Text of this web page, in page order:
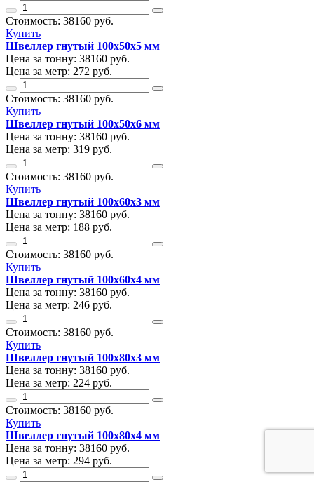
Стоимость: 38160 руб.
Купить
Швеллер гнутый 100х50х5 мм
Цена за тонну: 38160 руб.
Цена за метр: 272 руб.
Стоимость: 38160 руб.
Купить
Швеллер гнутый 100х50х6 мм
Цена за тонну: 38160 руб.
Цена за метр: 319 руб.
Стоимость: 38160 руб.
Купить
Швеллер гнутый 100х60х3 мм
Цена за тонну: 38160 руб.
Цена за метр: 188 руб.
Стоимость: 38160 руб.
Купить
Швеллер гнутый 100х60х4 мм
Цена за тонну: 38160 руб.
Цена за метр: 246 руб.
Стоимость: 38160 руб.
Купить
Швеллер гнутый 100х80х3 мм
Цена за тонну: 38160 руб.
Цена за метр: 224 руб.
Стоимость: 38160 руб.
Купить
Швеллер гнутый 100х80х4 мм
Цена за тонну: 38160 руб.
Цена за метр: 294 руб.